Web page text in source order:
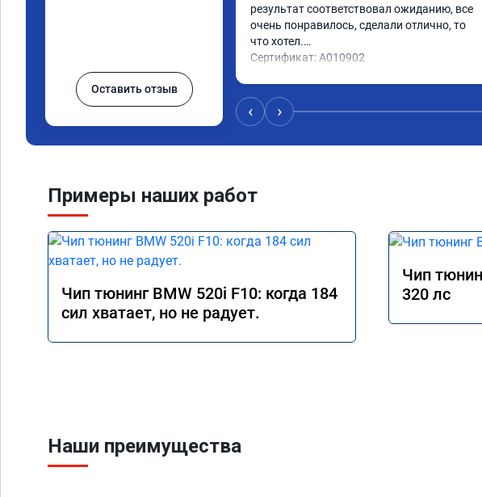
Оставить отзыв
результат соответствовал ожиданию, все
очень понравилось, сделали отлично, то
что хотел.
Сертификат: A010902
‹ ›
Примеры наших работ
Чип тюнинг BMW 520i F10: когда 184
сил хватает, но не радует.
Чип
320 лс
Наши преимущества